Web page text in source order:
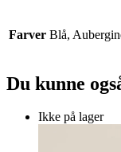
Farver Blå,
Du kunne
Ikke på lager